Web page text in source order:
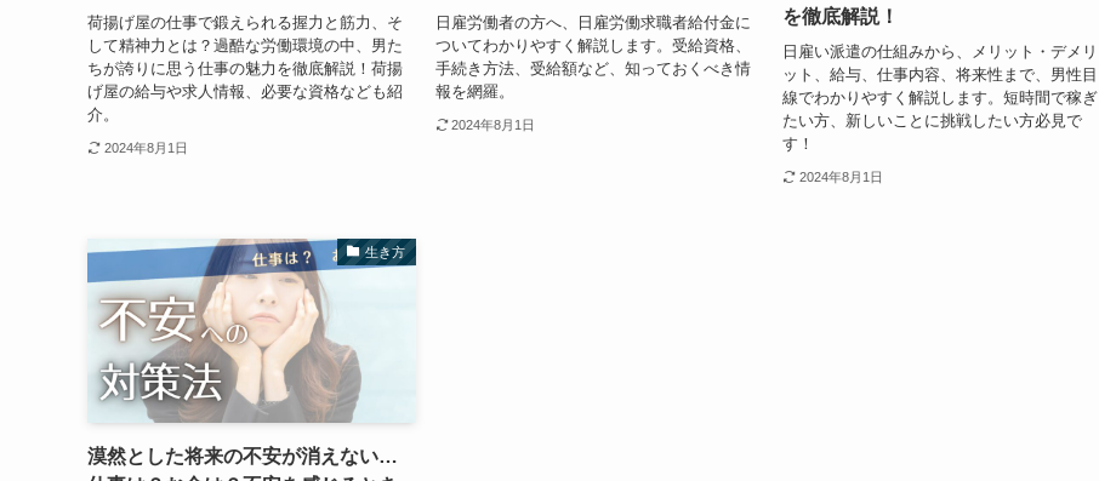
荷揚げ屋の仕事で鍛えられる握力と筋力、そ
して精神力とは？過酷な労働環境の中、男た
ちが誇りに思う仕事の魅力を徹底解説！荷揚
げ屋の給与や求人情報、必要な資格なども紹
介。
2024年8月1日
日雇労働者の方へ、日雇労働求職者給付金に
ついてわかりやすく解説します。受給資格、
手続き方法、受給額など、知っておくべき情
報を網羅。
2024年8月1日
を徹底解説！
日雇い派遣の仕組みから、メリット・デメリ
ット、給与、仕事内容、将来性まで、男性目
線でわかりやすく解説します。短時間で稼ぎ
たい方、新しいことに挑戦したい方必見で
す！
2024年8月1日
生き方
漠然とした将来の不安が消えない…